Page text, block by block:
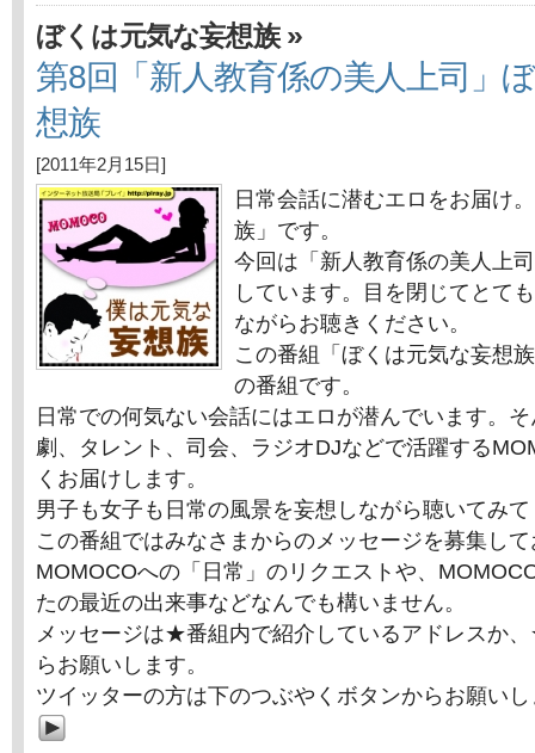
ぼくは元気な妄想族»
第8回「新人教育係の美人上司」
想族
[2011年2月15日]
日常会話に潜むエロをお届け
族」です。
今回は「新人教育係の美人上
しています。目を閉じてとて
ながらお聴きください。
この番組「ぼくは元気な妄想
の番組です。
日常での何気ない会話にはエロが潜んでいます。
劇、タレント、司会、ラジオDJなどで活躍する
くお届けします。
男子も女子も日常の風景を妄想しながら聴いてみ
この番組ではみなさまからのメッセージを募集し
MOMOCOへの「日常」のリクエストや、
たの最近の出来事などなんでも構いません。
メッセージは★番組内で紹介しているアドレスか
らお願いします。
ツイッターの方は下のつぶやくボタンからお願い